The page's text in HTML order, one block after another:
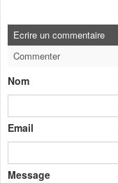
Ecrire un commentaire
Commenter
Nom
Email
Message